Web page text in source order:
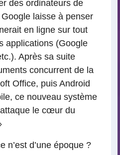
des ordinateurs de
laisse à penser
en ligne sur tout
applications (Google
Après sa suite
concurrent de la
Office, puis Android
ce nouveau système
le cœur du
n’est d’une époque ?